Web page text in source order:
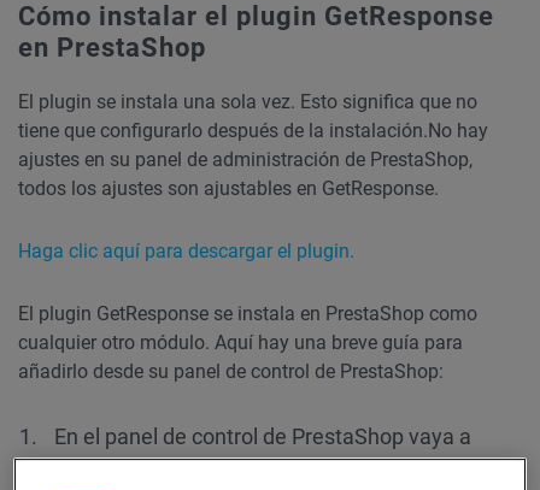
Cómo instalar el plugin GetResponse
en PrestaShop
El plugin se instala una sola vez. Esto significa que no
tiene que configurarlo después de la instalación.No hay
ajustes en su panel de administración de PrestaShop,
todos los ajustes son ajustables en GetResponse.
Haga clic aquí para descargar el plugin.
El plugin GetResponse se instala en PrestaShop como
cualquier otro módulo. Aquí hay una breve guía para
añadirlo desde su panel de control de PrestaShop:
En el panel de control de PrestaShop vaya a